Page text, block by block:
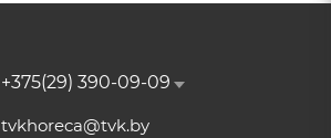
+375(29) 390-09-09
tvkhoreca@tvk.by